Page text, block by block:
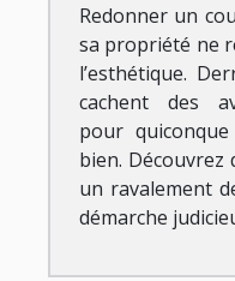
Redonner un
sa propriété ne
l’esthétique.
cachent des
pour
bien.
un ravalement
démarche